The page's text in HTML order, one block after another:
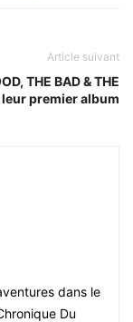
Article suivant
THE BAD & THE
leur premier album
dans le
Du